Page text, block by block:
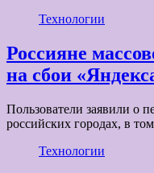
Технологии
Россияне
на сбои
Пользователи заявили о
российских городах, в
Технологии